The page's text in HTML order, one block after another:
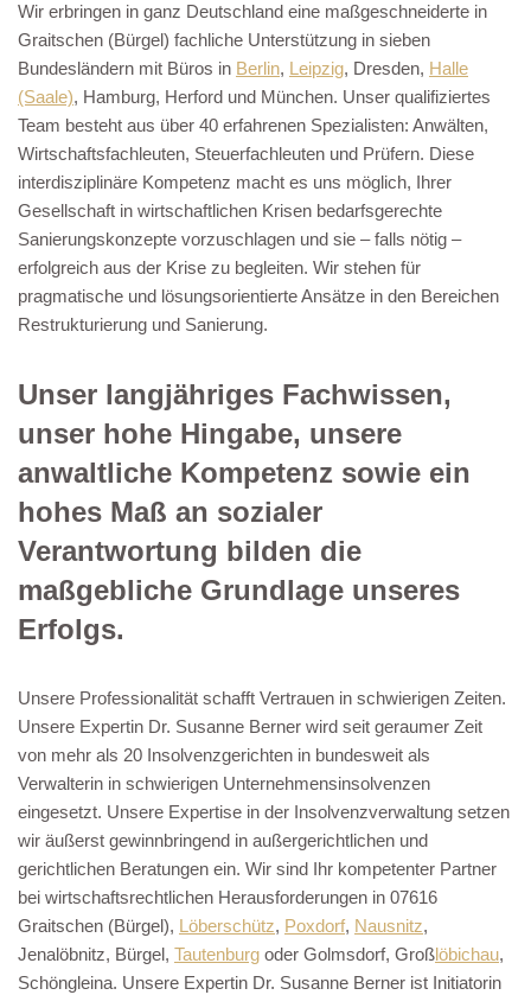
Wir erbringen in ganz Deutschland eine maßgeschneiderte in
Graitschen (Bürgel) fachliche Unterstützung in sieben
Bundesländern mit Büros in Berlin, Leipzig, Dresden, Halle
(Saale), Hamburg, Herford und München. Unser qualifiziertes
Team besteht aus über 40 erfahrenen Spezialisten: Anwälten,
Wirtschaftsfachleuten, Steuerfachleuten und Prüfern. Diese
interdisziplinäre Kompetenz macht es uns möglich, Ihrer
Gesellschaft in wirtschaftlichen Krisen bedarfsgerechte
Sanierungskonzepte vorzuschlagen und sie – falls nötig –
erfolgreich aus der Krise zu begleiten. Wir stehen für
pragmatische und lösungsorientierte Ansätze in den Bereichen
Restrukturierung und Sanierung.
Unser langjähriges Fachwissen,
unser hohe Hingabe, unsere
anwaltliche Kompetenz sowie ein
hohes Maß an sozialer
Verantwortung bilden die
maßgebliche Grundlage unseres
Erfolgs.
Unsere Professionalität schafft Vertrauen in schwierigen Zeiten.
Unsere Expertin Dr. Susanne Berner wird seit geraumer Zeit
von mehr als 20 Insolvenzgerichten in bundesweit als
Verwalterin in schwierigen Unternehmensinsolvenzen
eingesetzt. Unsere Expertise in der Insolvenzverwaltung setzen
wir äußerst gewinnbringend in außergerichtlichen und
gerichtlichen Beratungen ein. Wir sind Ihr kompetenter Partner
bei wirtschaftsrechtlichen Herausforderungen in 07616
Graitschen (Bürgel), Löberschütz, Poxdorf, Nausnitz,
Jenalöbnitz, Bürgel, Tautenburg oder Golmsdorf, Großlöbichau,
Schöngleina. Unsere Expertin Dr. Susanne Berner ist Initiatorin